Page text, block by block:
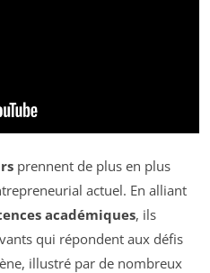
prennent de plus en plus
actuel. En alliant
académiques, ils
qui répondent aux défis
illustré par de nombreux